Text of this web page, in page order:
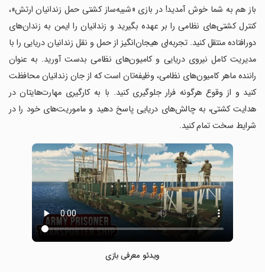
باز هم به شما خوش آمدید! در بازی «شبیه‌ساز کشتی حمل زندانیان ارتش»،
کنترل کشتی‌های نظامی را بر عهده بگیرید و زندانیان را ایمن به زندان‌های
دورافتاده منتقل کنید. تجربه‌ای هیجان‌انگیز از حمل و نقل زندانیان دریایی را با
مدیریت کامل نیروی دریایی و کامیون‌های نظامی بدست آورید. به عنوان
راننده ماهر کامیون‌های نظامی، وظیفه‌تان است که از جان زندانیان محافظت
کنید و از وقوع هرگونه فرار جلوگیری کنید. با به کارگیری مهارت‌هایتان در
هدایت کشتی، به چالش‌های دریایی پاسخ دهید و ماموریت‌های خود را در
شرایط سخت تمام کنید.
ویدئو معرفی بازی